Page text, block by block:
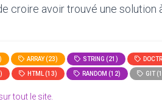
croire avoir trouvé une
ARRAY (23) STRING (21)
HTML (13) RANDOM (12) GIT
tout le site.